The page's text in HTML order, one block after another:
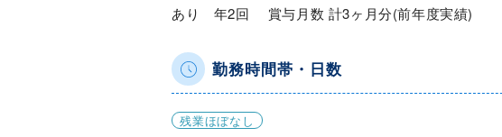
あり 年2回 賞与月数 計3ヶ月分(前年度実績)
勤務時間帯・日数
残業ほぼなし